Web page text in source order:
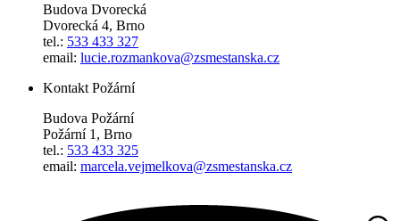
Budova Dvorecká
Dvorecká 4, Brno
tel.: 533 433 327
email: lucie.rozmankova@zsmestanska.cz
Kontakt Požární
Budova Požární
Požární 1, Brno
tel.: 533 433 325
email: marcela.vejmelkova@zsmestanska.cz